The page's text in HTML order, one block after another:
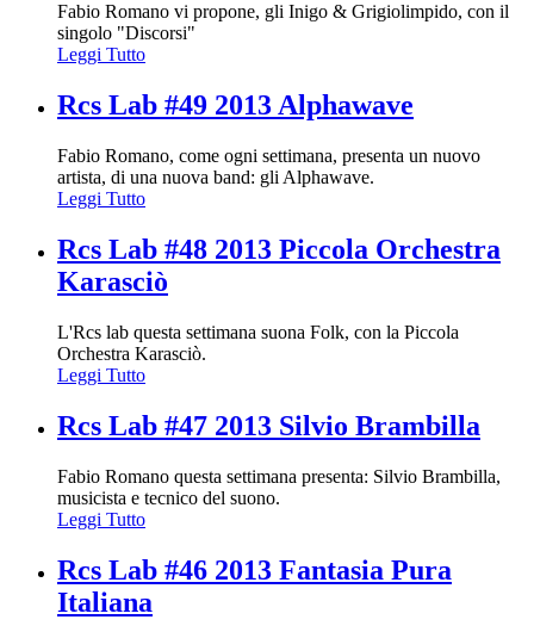
Fabio Romano vi propone, gli Inigo & Grigiolimpido, con il
singolo "Discorsi"
Leggi Tutto
Rcs Lab #49 2013 Alphawave
Fabio Romano, come ogni settimana, presenta un nuovo
artista, di una nuova band: gli Alphawave.
Leggi Tutto
Rcs Lab #48 2013 Piccola Orchestra
Karasciò
L'Rcs lab questa settimana suona Folk, con la Piccola
Orchestra Karasciò.
Leggi Tutto
Rcs Lab #47 2013 Silvio Brambilla
Fabio Romano questa settimana presenta: Silvio Brambilla,
musicista e tecnico del suono.
Leggi Tutto
Rcs Lab #46 2013 Fantasia Pura
Italiana